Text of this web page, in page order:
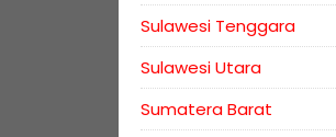
Sulawesi Tenggara
Sulawesi Utara
Sumatera Barat